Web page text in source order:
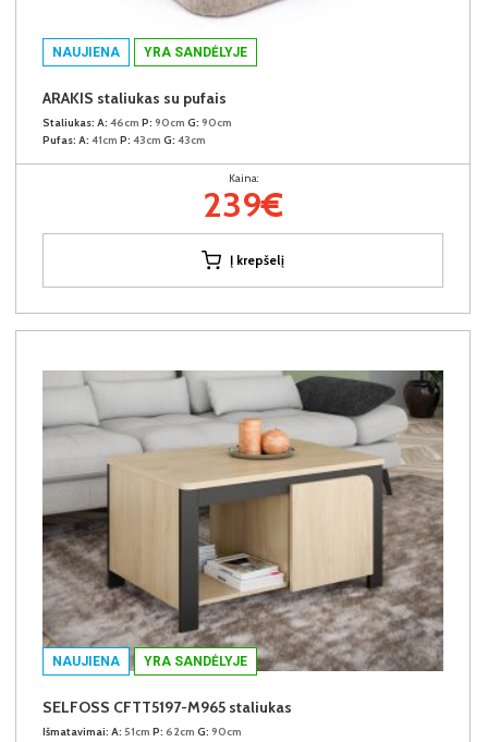
NAUJIENA YRA SANDĖLYJE
ARAKIS staliukas su pufais
Staliukas: A: 46cm P: 90cm G: 90cm
Pufas: A: 41cm P: 43cm G: 43cm
Kaina:
239€
Į krepšelį
NAUJIENA YRA SANDĖLYJE
SELFOSS CFTT5197-M965 staliukas
Išmatavimai: A: 51cm P: 62cm G: 90cm